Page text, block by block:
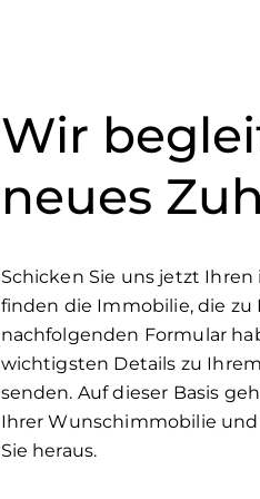
Wir
neues
Schicken Sie uns jetzt
finden die Immobilie, die
nachfolgenden Formular
wichtigsten Details zu
senden. Auf dieser Basis
Ihrer Wunschimmobilie
Sie heraus.